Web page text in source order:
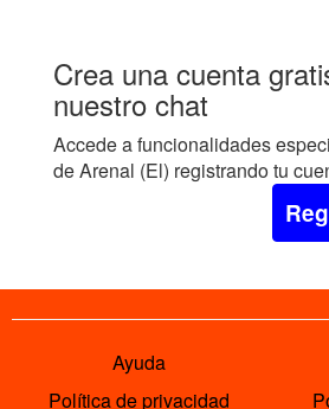
Crea una cuenta
nuestro chat
Accede a funcionalidades
de Arenal (El) registrando tu
Ayuda
Política de privacidad